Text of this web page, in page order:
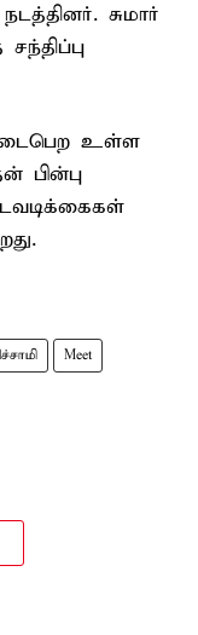
சுமார்
உள்ள
பின்பு
Meet